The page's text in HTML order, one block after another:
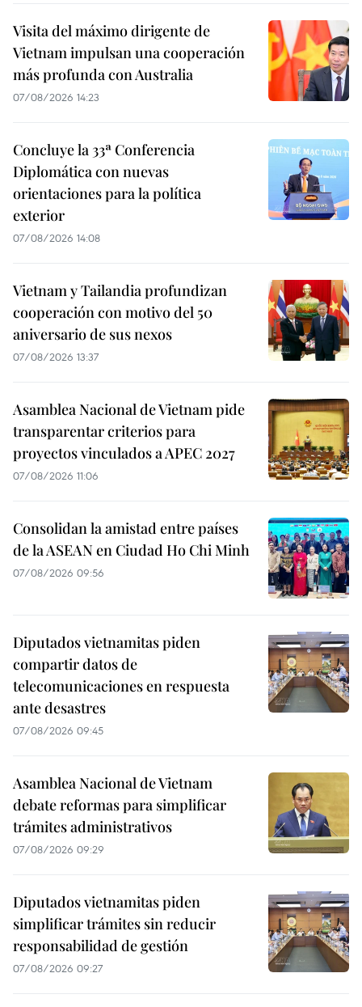
Visita del máximo dirigente de
Vietnam impulsan una cooperación
más profunda con Australia
07/08/2026 14:23
Concluye la 33ª Conferencia
Diplomática con nuevas
orientaciones para la política
exterior
07/08/2026 14:08
Vietnam y Tailandia profundizan
cooperación con motivo del 50
aniversario de sus nexos
07/08/2026 13:37
Asamblea Nacional de Vietnam pide
transparentar criterios para
proyectos vinculados a APEC 2027
07/08/2026 11:06
Consolidan la amistad entre países
de la ASEAN en Ciudad Ho Chi Minh
07/08/2026 09:56
Diputados vietnamitas piden
compartir datos de
telecomunicaciones en respuesta
ante desastres
07/08/2026 09:45
Asamblea Nacional de Vietnam
debate reformas para simplificar
trámites administrativos
07/08/2026 09:29
Diputados vietnamitas piden
simplificar trámites sin reducir
responsabilidad de gestión
07/08/2026 09:27